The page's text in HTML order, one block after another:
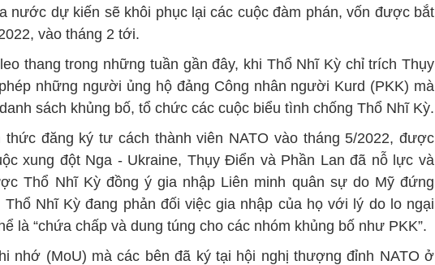
nước dự kiến sẽ khôi phục lại các cuộc đàm phán, vốn được bắt
vào tháng 2 tới.
thang trong những tuần gần đây, khi Thổ Nhĩ Kỳ chỉ trích Thụy
những người ủng hộ đảng Công nhân người Kurd (PKK) mà
sách khủng bố, tổ chức các cuộc biểu tình chống Thổ Nhĩ Kỳ.
đăng ký tư cách thành viên NATO vào tháng 5/2022, được
xung đột Nga - Ukraine, Thụy Điển và Phần Lan đã nỗ lực và
Thổ Nhĩ Kỳ đồng ý gia nhập Liên minh quân sự do Mỹ đứng
Thổ Nhĩ Kỳ đang phản đối việc gia nhập của họ với lý do lo ngại
là “chứa chấp và dung túng cho các nhóm khủng bố như PKK”.
nhớ (MoU) mà các bên đã ký tại hội nghị thượng đỉnh NATO ở